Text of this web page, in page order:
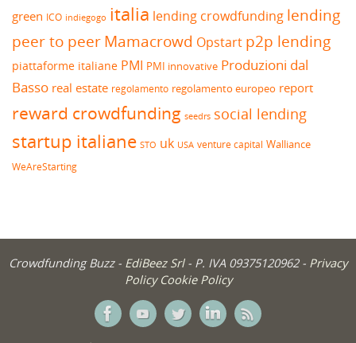
green ICO indiegogo italia lending crowdfunding lending
peer to peerMamacrowd Opstart p2p lending
piattaforme italiane PMI PMI innovative Produzioni dal
Basso real estate regolamento regolamento europeo report
reward crowdfunding seedrs social lending
startup italiane STO uk USA venture capital Walliance
WeAreStarting
Crowdfunding Buzz - EdiBeez Srl - P. IVA 09375120962 - Privacy
Policy Cookie Policy